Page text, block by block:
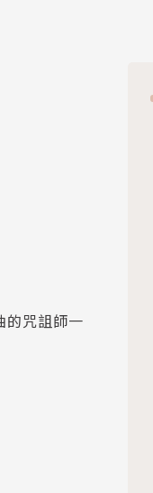
的咒詛師一